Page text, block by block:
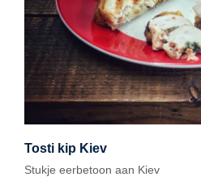
Tosti kip Kiev
Stukje eerbetoon aan Kiev